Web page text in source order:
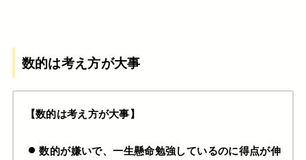
数的は考え方が大事
【数的は考え方が大事】
数的が嫌いで、一生懸命勉強しているのに得点が伸